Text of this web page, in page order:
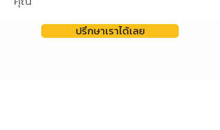
ปรึกษาเราได้เลย